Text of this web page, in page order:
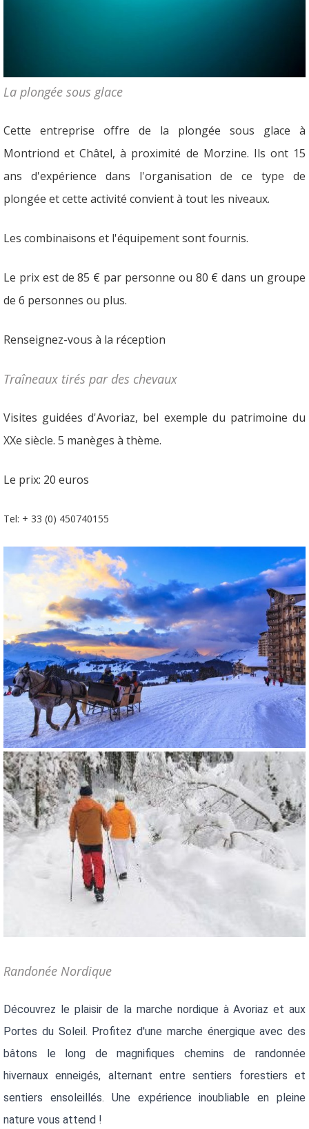
La plongée sous glace
Cette entreprise offre de la plongée sous glace à
Montriond et Châtel, à proximité de Morzine. Ils ont 15
ans d'expérience dans l'organisation de ce type de
plongée et cette activité convient à tout les niveaux.
Les combinaisons et l'équipement sont fournis.
Le prix est de 85 € par personne ou 80 € dans un groupe
de 6 personnes ou plus.
Renseignez-vous à la réception
Traîneaux tirés par des chevaux
Visites guidées d'Avoriaz, bel exemple du patrimoine du
XXe siècle. 5 manèges à thème.
Le prix: 20 euros
Tel: + 33 (0) 450740155
Randonée Nordique
Découvrez le plaisir de la marche nordique à Avoriaz et aux
Portes du Soleil. Profitez d'une marche énergique avec des
bâtons le long de magnifiques chemins de randonnée
hivernaux enneigés, alternant entre sentiers forestiers et
sentiers ensoleillés. Une expérience inoubliable en pleine
nature vous attend !